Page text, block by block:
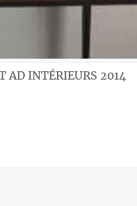
AD INTÉRIEURS 2014